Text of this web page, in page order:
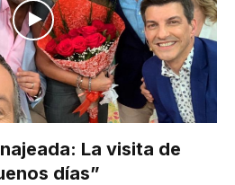
La visita de
días”